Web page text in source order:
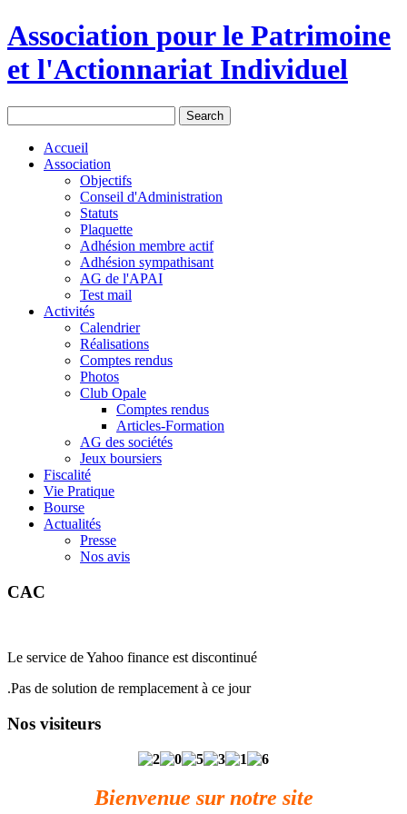
Association pour le Patrimoine
et l'Actionnariat Individuel
Accueil
Association
Objectifs
Conseil d'Administration
Statuts
Plaquette
Adhésion membre actif
Adhésion sympathisant
AG de l'APAI
Test mail
Activités
Calendrier
Réalisations
Comptes rendus
Photos
Club Opale
Comptes rendus
Articles-Formation
AG des sociétés
Jeux boursiers
Fiscalité
Vie Pratique
Bourse
Actualités
Presse
Nos avis
CAC
Le service de Yahoo finance est discontinué
.Pas de solution de remplacement à ce jour
Nos visiteurs
Bienvenue sur notre site